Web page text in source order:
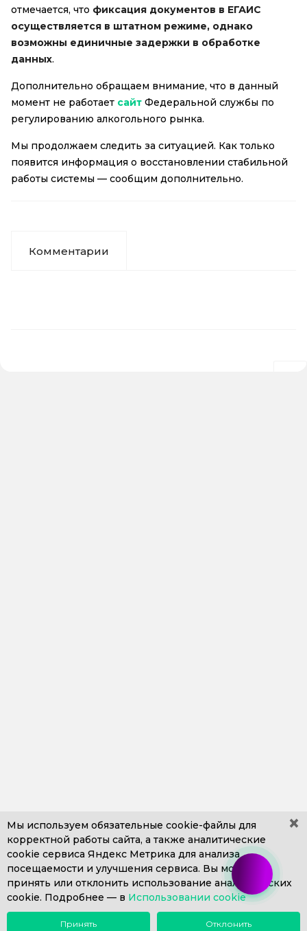
отмечается, что фиксация документов в ЕГАИС
осуществляется в штатном режиме, однако
возможны единичные задержки в обработке
данных.
Дополнительно обращаем внимание, что в данный
момент не работает сайт Федеральной службы по
регулированию алкогольного рынка.
Мы продолжаем следить за ситуацией. Как только
появится информация о восстановлении стабильной
работы системы — сообщим дополнительно.
Комментарии
+7 (499) 653-71-10+7 (4812) 302-606
+7 (812) 409-43-26Пн. – Пт. с 9:00 до 18:00
info@1eska.ru
×
Мы используем обязательные cookie-файлы для
корректной работы сайта, а также аналитические
cookie сервиса Яндекс Метрика для анализа
посещаемости и улучшения сервиса. Вы можете
принять или отклонить использование аналитических
cookie. Подробнее — в Использовании cookie
Принять Отклонить